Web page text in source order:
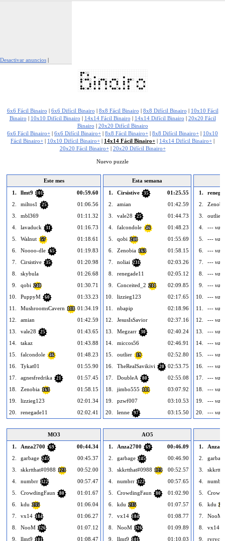
Desactivar anuncios |
6x6 Fácil Binairo | 6x6 Difícil Binairo | 8x8 Fácil Binairo | 8x8 Difícil Binairo | 10x10 Fácil
Binairo | 10x10 Difícil Binairo | 14x14 Fácil Binairo | 14x14 Difícil Binairo | 20x20 Fácil
Binairo | 20x20 Difícil Binairo
6x6 Fácil Binairo+ | 6x6 Difícil Binairo+ | 8x8 Fácil Binairo+ | 8x8 Difícil Binairo+ | 10x10
Fácil Binairo+ | 10x10 Difícil Binairo+ | 14x14 Fácil Binairo+ | 14x14 Difícil Binairo+ |
20x20 Fácil Binairo+| 20x20 Difícil Binairo+
Nuevo puzzle
Este mes
1.
llmt9 101
00:59.60
2.
miltos1 25
01:06.56
3.
mbl369
01:11.32
4.
lavaduck 31
01:16.73
5.
Walnut 57
01:18.61
6.
Noooo-dle 65
01:19.83
7.
Cirsistive 35
01:20.98
8.
skybula
01:26.68
9.
qobi 240
01:30.71
10.
PuppyM 60
01:33.23
11.
MushroomsCavern 118 01:34.19
12.
amian
01:42.59
13.
vale28 25
01:43.65
14.
takaz
01:43.88
15.
falcondole 46
01:48.23
16.
Tykat01
01:55.90
17.
agnesfredrika 21
01:57.45
18.
Zenobia 163
01:58.15
19.
lizzieg123
02:01.34
20.
renegade11 02:02.41
Esta semana
1.
Cirsistive 35
01:25.55
2.
amian
01:42.59
3.
vale28 25
01:44.73
4.
falcondole 46
01:48.23
5.
qobi 240
01:55.69
6.
Zenobia 163
01:58.15
7.
noliai 231
02:03.26
8.
renegade11
02:05.12
9.
Conceited_2 211
02:09.85
10.
lizzieg123
02:17.65
11.
nbapip
02:18.96
12.
JesusIsSavior
02:37.16
13.
Megzarr 30
02:40.24
14.
miccos56
02:46.91
15.
outlier 19
02:52.80
16.
TheRealSavikivi 20
02:53.75
17.
DoubleA 80
02:55.08
18.
jimbo555 111
03:07.92
19.
pzwf007
03:10.53
20.
lenne 97 03:15.50
1.
2.
3.
outlier
4.
---
5.
---
6.
---
7.
---
8.
---
9.
---
10.
---
11.
---
12.
---
13.
---
14.
---
15.
---
16.
---
17.
---
18.
---
19.
---
20.
---
MO3
1.
Anza2700 69
00:44.34
2.
garbage 245
00:45.37
3.
skkrtthat#0988 123
00:52.00
4.
numbrr 322
00:57.47
5.
CrowdingFaun 80
01:01.67
6.
kdu 235
01:06.04
7.
vx14 184
01:06.27
8.
NooM 326
01:07.12
9.
llmt9 101
01:08.47
AO5
1.
Anza2700 69
00:46.09
2.
garbage 245
00:46.90
3.
skkrtthat#0988 123
00:52.57
4.
numbrr 322
00:57.65
5.
CrowdingFaun 80
01:02.90
6.
kdu 235
01:07.57
7.
vx14 184
01:08.77
8.
NooM 326
01:09.89
9.
llmt9 101
01:10.03
1.
2.
3.
4.
numbrr
5.
6.
kdu
7.
NooM
8.
vx14
9.